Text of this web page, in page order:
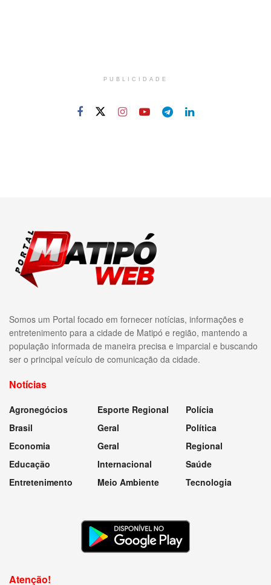
PUBLICIDADE
Somos um Portal focado em fornecer notícias, informações e
entretenimento para a cidade de Matipó e região, mantendo a
população informada de maneira precisa e imparcial e buscando
ser o principal veículo de comunicação da cidade.
Notícias
Agronegócios
Brasil
Economia
Educação
Entretenimento
Esporte Regional
Geral
Geral
Internacional
Meio Ambiente
Polícia
Política
Regional
Saúde
Tecnologia
Atenção!